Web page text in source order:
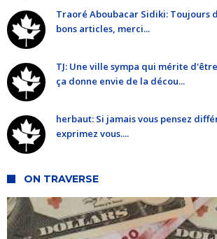
Traoré Aboubacar Sidiki: Toujours
bons articles, merci...
TJ: Une ville sympa qui mérite
ça donne envie de la décou...
herbaut: Si jamais vous pensez
exprimez vous....
ON TRAVERSE